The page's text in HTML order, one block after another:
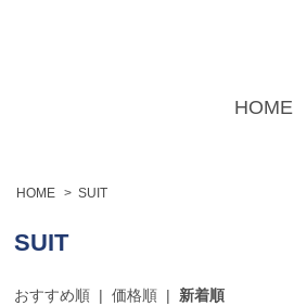
HOME
HOME > SUIT
SUIT
おすすめ順| 価格順| 新着順